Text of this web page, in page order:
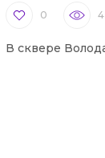
0
В сквере